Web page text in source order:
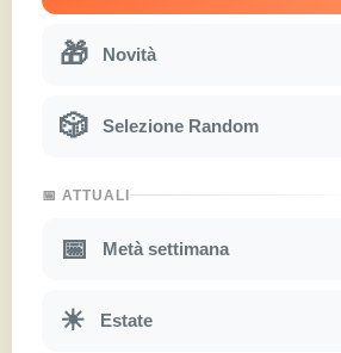
🎁 Novità
🎲 Selezione Random
📅 ATTUALI
📅 Metà settimana
☀ Estate